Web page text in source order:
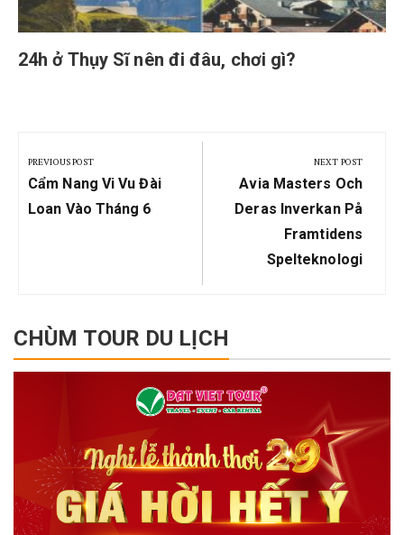
24h ở Thụy Sĩ nên đi đâu, chơi gì?
navigation
PREVIOUS POST
Previous
Post:
Cẩm Nang Vi Vu Đài
Loan Vào Tháng 6
NEXT POST
Next
Post:
Avia Masters Och
Deras Inverkan På
Framtidens
Spelteknologi
CHÙM TOUR DU LỊCH